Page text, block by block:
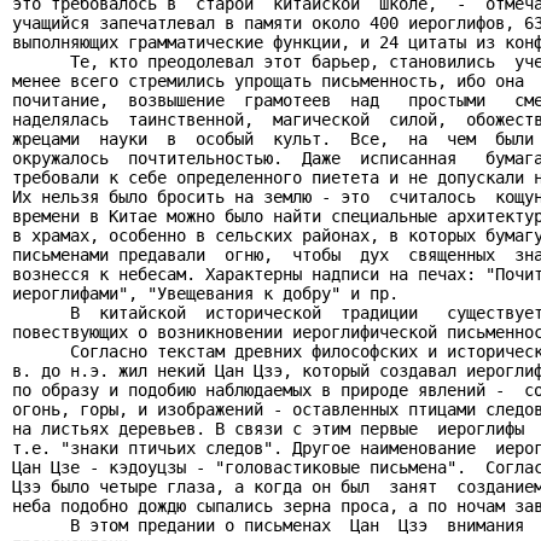
учащийся запечатлевал в памяти около 400 иероглифов,
выполняющих грамматические функции, и 24 цитаты из
Те, кто преодолевал этот барьер, становились
менее всего стремились упрощать письменность, ибо она
почитание,  возвышение  грамотеев  над   простыми
наделялась  таинственной,  магической  силой,
жрецами  науки  в  особый  культ.  Все,  на  чем  были
окружалось  почтительностью.  Даже  исписанная
требовали к себе определенного пиетета и не допускали
Их нельзя было бросить на землю - это  считалось
времени в Китае можно было найти специальные
в храмах, особенно в сельских районах, в которых
письменами предавали  огню,  чтобы  дух  священных
вознесся к небесам. Характерны надписи на печах:
иероглифами", "Увещевания к добру" и пр.
В  китайской  исторической  традиции
повествующих о возникновении иероглифической
Согласно текстам древних философских и
в. до н.э. жил некий Цан Цзэ, который создавал
по образу и подобию наблюдаемых в природе явлений -
огонь, горы, и изображений - оставленных птицами
на листьях деревьев. В связи с этим первые  иероглифы
т.е. "знаки птичьих следов". Другое наименование
Цан Цзе - кэдоуцзы - "головастиковые письмена".
Цзэ было четыре глаза, а когда он был  занят
неба подобно дождю сыпались зерна проса, а по ночам
В этом предании о письменах  Цан  Цзэ  внимания